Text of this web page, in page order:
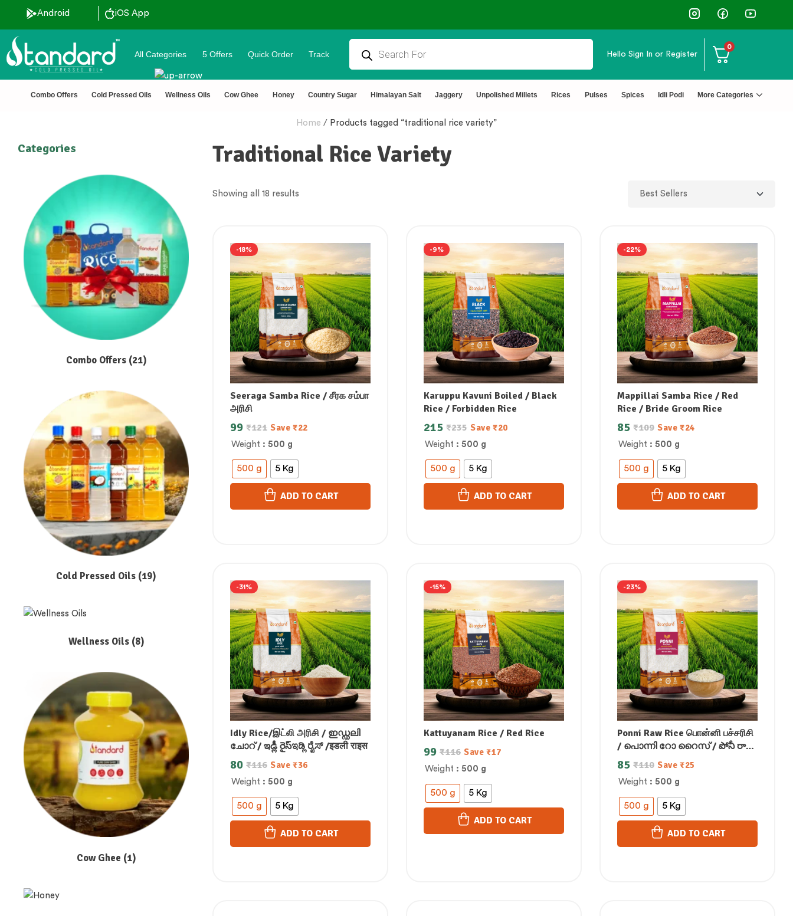
Android iOS App
All Categories 5 Offers Quick Order Track Hello Sign In or Register
0
Combo Offers Cold Pressed Oils Wellness Oils Cow Ghee Honey Country Sugar Himalayan Salt Jaggery Unpolished Millets Rices Pulses Spices Idli Podi More Categories
Home / Products tagged “traditional rice variety”
Traditional Rice Variety
Showing all 18 results
-18%
Seeraga Samba Rice / சீரக சம்பா
அரிசி
Weight : 500 g
500 g 5 Kg
₹121
99 Save ₹22
ADD TO CART
-9%
Karuppu Kavuni Boiled / Black
Rice / Forbidden Rice
Weight : 500 g
500 g 5 Kg
₹235
215 Save ₹20
ADD TO CART
-22%
Mappillai Samba Rice / Red
Rice / Bride Groom Rice
Weight : 500 g
500 g 5 Kg
₹109
85 Save ₹24
ADD TO CART
-31%
Idly Rice/இட்லி அரிசி / ഇഡ്ഡലി
ചോറ് / ఇడ్లీ రైస్ಇಡ್ಲಿ ರೈಸ್ /इडली राइस
Weight : 500 g
500 g 5 Kg
₹116
80 Save ₹36
ADD TO CART
-15%
Kattuyanam Rice / Red Rice
Weight : 500 g
500 g 5 Kg
₹116
99 Save ₹17
ADD TO CART
-23%
Ponni Raw Rice பொன்னி பச்சரிசி
/ പൊന്നി റോ റൈസ് / పోనీ రా
రైస్ / ಪೊನ್ನಿ ಹಸಿ ಅಕ್ಕಿ / पोनी रॉ राइस
Weight : 500 g
500 g 5 Kg
₹110
85 Save ₹25
ADD TO CART
Categories
Combo Offers (21)
Cold Pressed Oils (19)
Wellness Oils (8)
Cow Ghee (1)